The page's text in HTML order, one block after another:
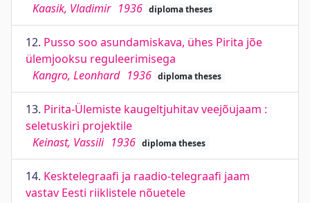
Kaasik, Vladimir 1936 diploma theses
12. Pusso soo asundamiskava, ühes Pirita jõe
ülemjooksu reguleerimisega
Kangro, Leonhard 1936 diploma theses
13. Pirita-Ülemiste kaugeltjuhitav veejõujaam :
seletuskiri projektile
Keinast, Vassili 1936 diploma theses
14. Kesktelegraafi ja raadio-telegraafi jaam
vastav Eesti riiklistele nõuetele